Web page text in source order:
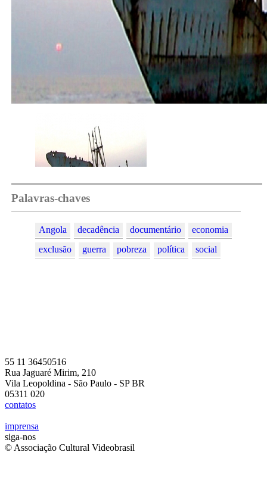
Palavras-chaves
Angola decadência documentário
economia
exclusão
guerra pobreza política social
55 11 36450516
Rua Jaguaré Mirim, 210
Vila Leopoldina - São Paulo - SP BR
05311 020
contatos
imprensa
siga-nos
© Associação Cultural Videobrasil